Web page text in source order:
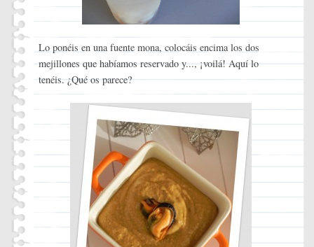
Lo ponéis en una fuente mona, colocáis encima los dos
mejillones que habíamos reservado y..., ¡voilá! Aquí lo
tenéis. ¿Qué os parece?